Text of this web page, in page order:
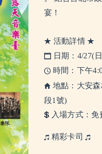
宴！
活動詳情
日期：4/27(
時間：下午
地點：大安
段1號)
入場方式：
精彩卡司